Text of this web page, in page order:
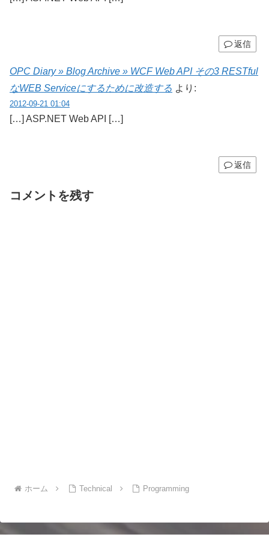
返信
OPC Diary » Blog Archive » WCF Web API その3 RESTful
なWEB Serviceにするために改造する より:
2012-09-21 01:04
[…] ASP.NET Web API […]
返信
コメントを残す
ホーム Technical Programming